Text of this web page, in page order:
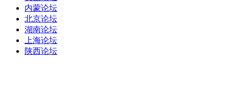
内蒙论坛
北京论坛
湖南论坛
上海论坛
陕西论坛